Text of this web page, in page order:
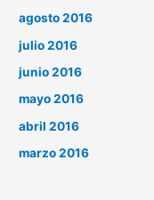
agosto 2016
julio 2016
junio 2016
mayo 2016
abril 2016
marzo 2016